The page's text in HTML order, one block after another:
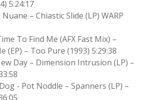
5:24:17
– Chiastic Slide (LP) WARP
To Find Me (AFX Fast Mix) –
(EP) – Too Pure (1993) 5:29:38
Day – Dimension Intrusion (LP) –
‎- Pot Noddle – Spanners (LP) –